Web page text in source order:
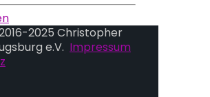
2025 Christopher
e.V. Impressum